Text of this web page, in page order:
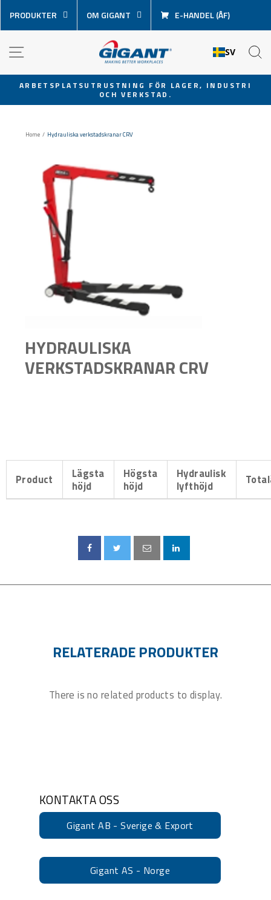
över
innehåll
PRODUKTER OM GIGANT E-HANDEL (ÅF)
SV
Pausa
ARBETSPLATSUTRUSTNING FÖR LAGER, INDUSTRI
OCH VERKSTAD.
Home / Hydrauliska verkstadskranar CRV
HYDRAULISKA
VERKSTADSKRANAR CRV
Product
Lägsta
höjd
Högsta
höjd
Hydraulisk
lyfthöjd
RELATERADE PRODUKTER
There is no related products to display.
KONTAKTA OSS
Gigant AB - Sverige & Export
Gigant AS - Norge